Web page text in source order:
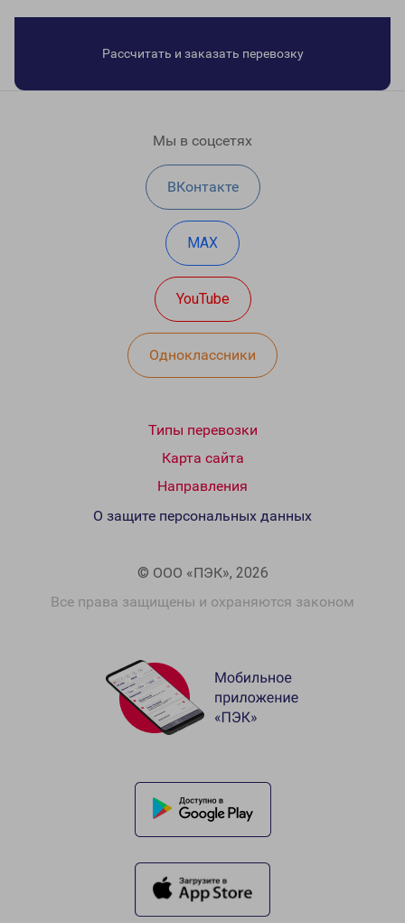
Рассчитать и заказать перевозку
Мы в соцсетях
ВКонтакте
MAX
YouTube
Одноклассники
Типы перевозки
Карта сайта
Направления
© ООО «ПЭК», 2026
Все права защищены и охраняются законом
О защите персональных данных